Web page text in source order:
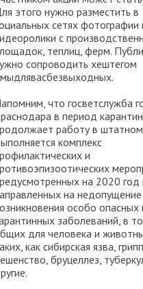
этого нужно разместить в
сетях фотографии
с
теплиц, ферм.
сопроводить хештегом
что госветслужба
в период
работу в
комплекс
и
на 2020 год
на недопущение
особо опасных
заболеваний, в
для человека и
как сибирская язва,
бруцеллез,